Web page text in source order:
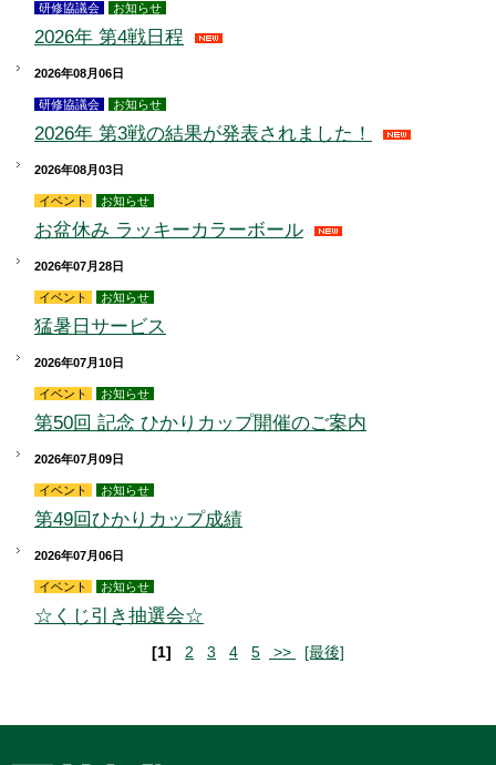
研修協議会 お知らせ
2026年 第4戦日程
2026年08月06日
研修協議会 お知らせ
2026年 第3戦の結果が発表されました！
2026年08月03日
イベント お知らせ
お盆休み ラッキーカラーボール
2026年07月28日
イベント お知らせ
猛暑日サービス
2026年07月10日
イベント お知らせ
第50回 記念 ひかりカップ開催のご案内
2026年07月09日
イベント お知らせ
第49回ひかりカップ成績
2026年07月06日
イベント お知らせ
☆くじ引き抽選会☆
[1] 2 3 4 5 >> [最後]